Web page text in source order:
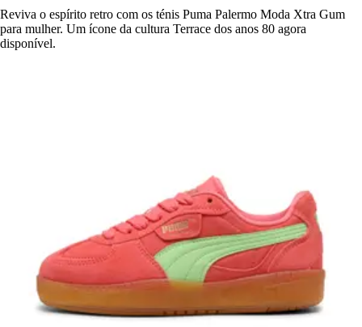
Reviva o espírito retro com os ténis Puma Palermo Moda Xtra Gum
para mulher. Um ícone da cultura Terrace dos anos 80 agora
disponível.